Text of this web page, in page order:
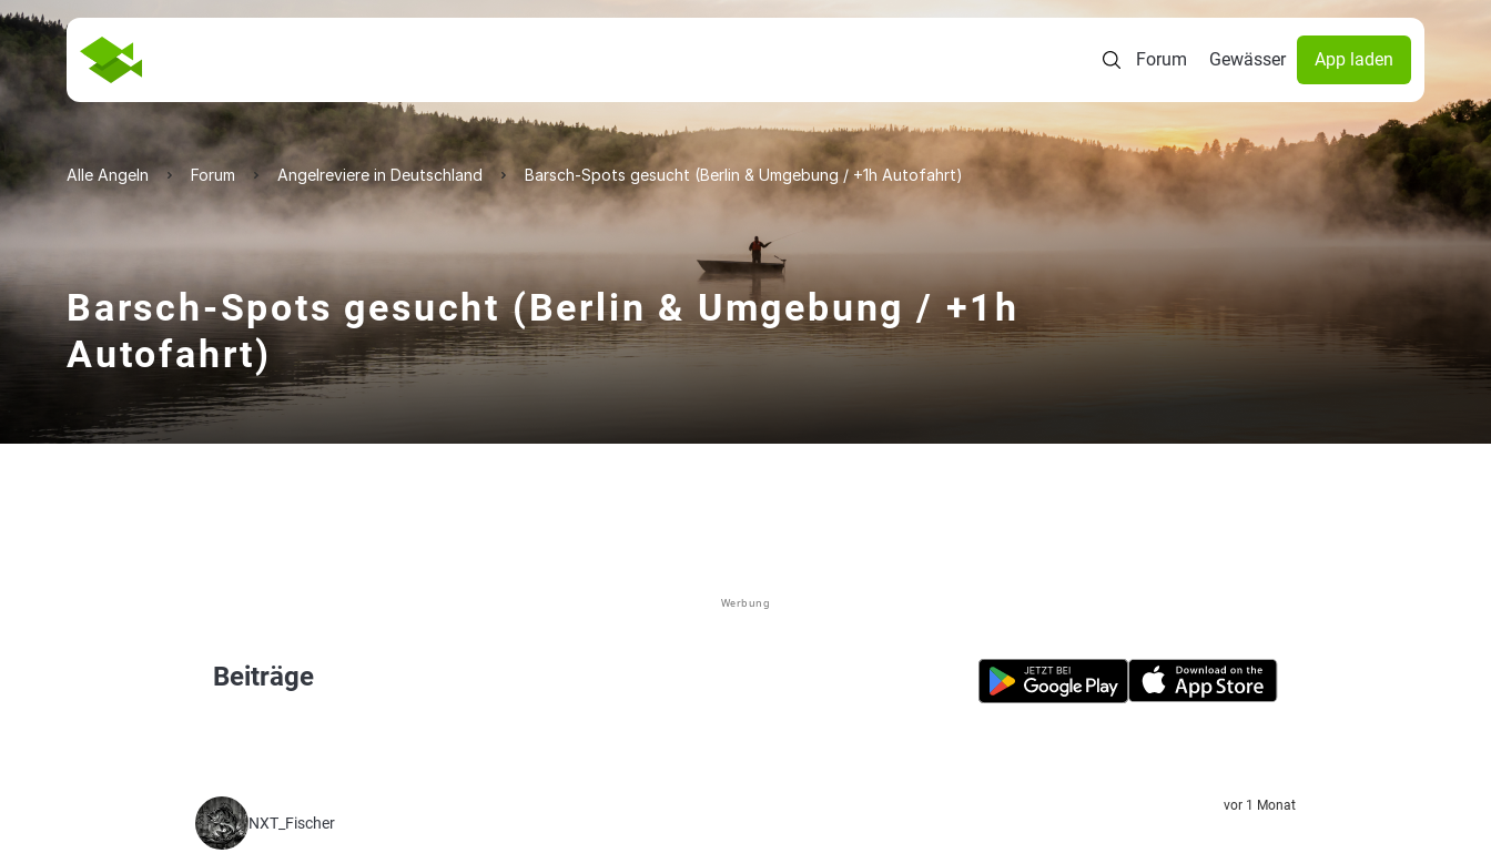
Forum Gewässer App laden
Alle Angeln Forum Angelreviere in Deutschland Barsch-Spots gesucht (Berlin & Umgebung / +1h Autofahrt)
Barsch-Spots gesucht (Berlin & Umgebung / +1h
Autofahrt)
Werbung
Beiträge
NXT_Fischer
vor 1 Monat